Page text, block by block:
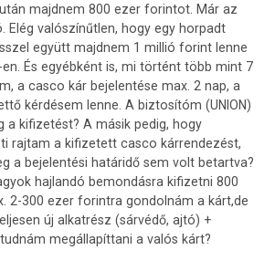
majdnem 800 ezer forintot. Már az
Elég valószínűtlen, hogy egy horpadt
együtt majdnem 1 millió forint lenne
És egyébként is, mi történt több mint 7
a casco kár bejelentése max. 2 nap, a
kérdésem lenne. A biztosítóm (UNION)
a kifizetést? A másik pedig, hogy
rajtam a kifizetett casco kárrendezést,
a bejelentési határidő sem volt betartva?
hajlandó bemondásra kifizetni 800
2-300 ezer forintra gondolnám a kárt,de
új alkatrész (sárvédő, ajtó) +
megállapíttani a valós kárt?